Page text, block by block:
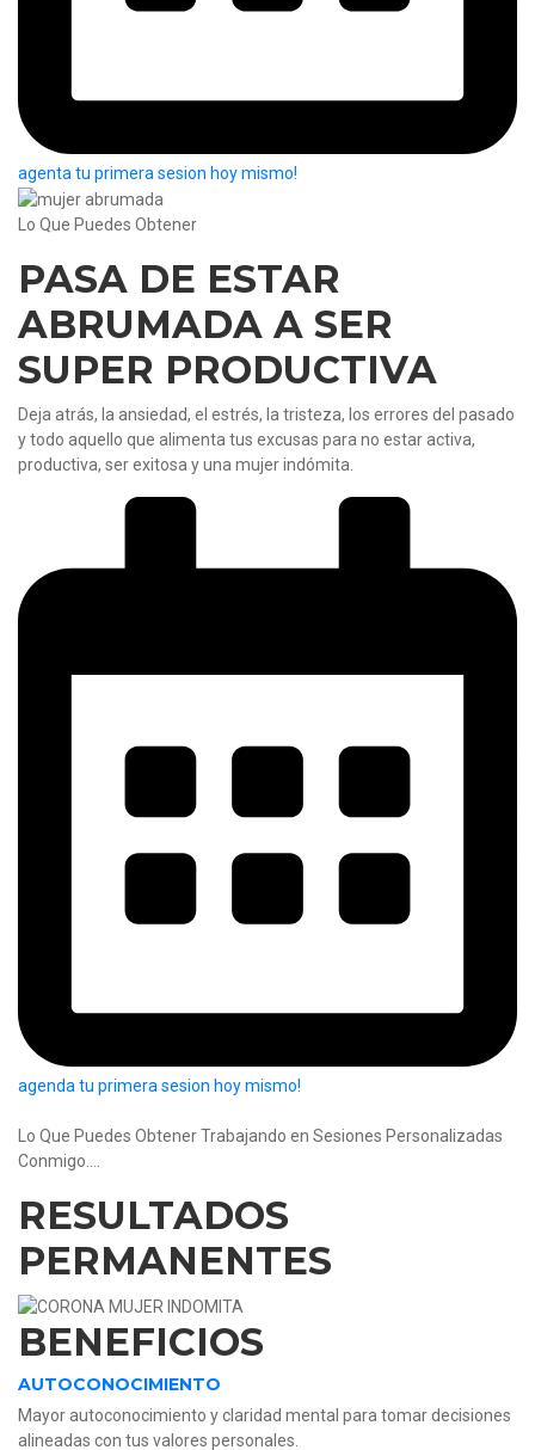
agenta tu primera sesion hoy mismo!
Lo Que Puedes Obtener
PASA DE ESTAR
ABRUMADA A SER
SUPER PRODUCTIVA
Deja atrás, la ansiedad, el estrés, la tristeza, los errores del pasado
y todo aquello que alimenta tus excusas para no estar activa,
productiva, ser exitosa y una mujer indómita.
agenda tu primera sesion hoy mismo!
Lo Que Puedes Obtener Trabajando en Sesiones Personalizadas
Conmigo….
RESULTADOS
PERMANENTES
BENEFICIOS
AUTOCONOCIMIENTO
Mayor autoconocimiento y claridad mental para tomar decisiones
alineadas con tus valores personales.